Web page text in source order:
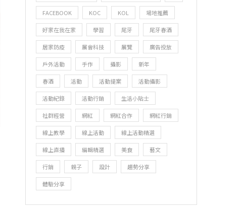
FACEBOOK KOC KOL 場地推薦
好家在我在家 學習 尾牙 尾牙春酒
居家防疫 展會科技 展覽 廣告投放
戶外活動 手作 攝影 新年
春酒 活動 活動提案 活動攝影
活動紀錄 活動行銷 生活小貼士
社群經營 網紅 網紅合作 網紅行銷
線上教學 線上活動 線上活動精選
線上直播 編輯精選 美食 藝文
行銷 親子 設計 趨勢分享
體驗分享